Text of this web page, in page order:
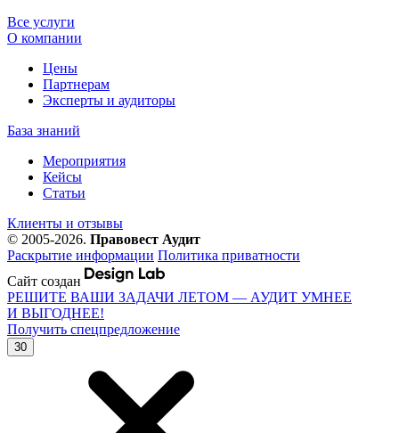
Все услуги
О компании
Цены
Партнерам
Эксперты и аудиторы
База знаний
Мероприятия
Кейсы
Статьи
Клиенты и отзывы
© 2005-2026. Правовест Аудит
Раскрытие информации Политика приватности
Сайт создан
РЕШИТЕ ВАШИ ЗАДАЧИ ЛЕТОМ — АУДИТ УМНЕЕ
И ВЫГОДНЕЕ!
Получить спецпредложение
30